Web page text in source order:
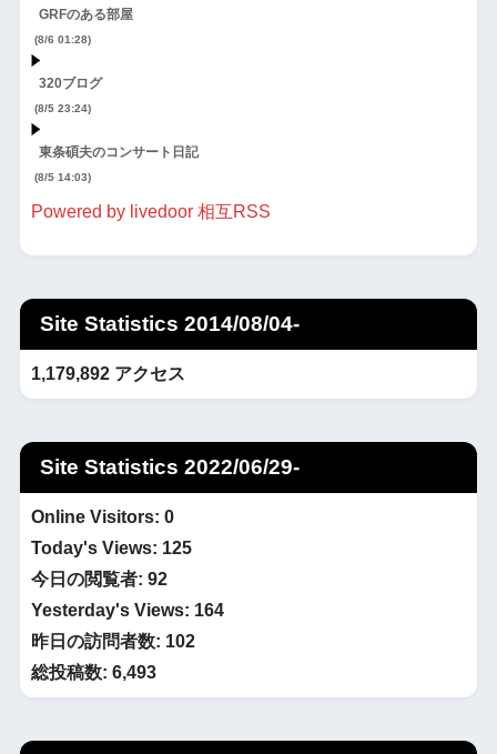
GRFのある部屋
(8/6 01:28)
320ブログ
(8/5 23:24)
東条碩夫のコンサート日記
(8/5 14:03)
Powered by livedoor 相互RSS
Site Statistics 2014/08/04-
1,179,892 アクセス
Site Statistics 2022/06/29-
Online Visitors: 0
Today's Views: 125
今日の閲覧者: 92
Yesterday's Views: 164
昨日の訪問者数: 102
総投稿数: 6,493